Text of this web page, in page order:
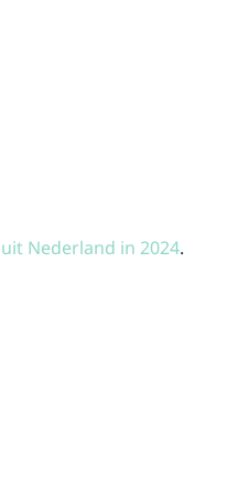
Nederland in 2024.